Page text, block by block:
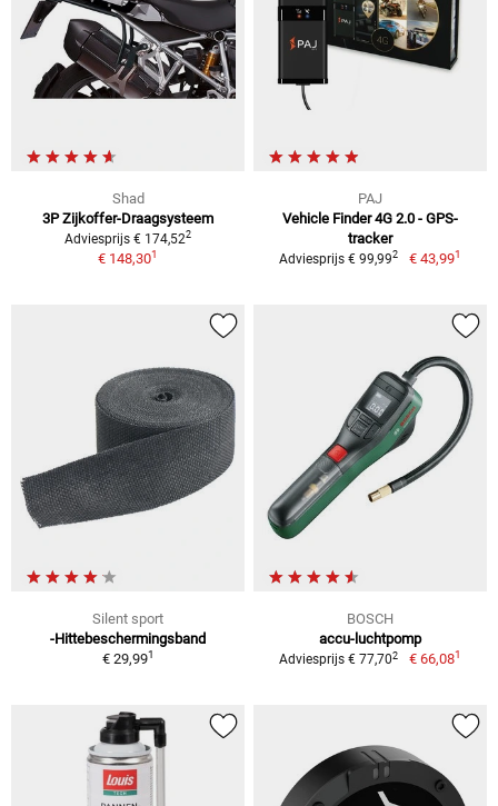
Shad
3P Zijkoffer-Draagsysteem
Adviesprijs € 174,522
€ 148,301
PAJ
Vehicle Finder 4G 2.0 - GPS-
tracker
Adviesprijs € 99,992 € 43,991
Silent sport
-Hittebeschermingsband
€ 29,991
BOSCH
accu-luchtpomp
Adviesprijs € 77,702 € 66,081